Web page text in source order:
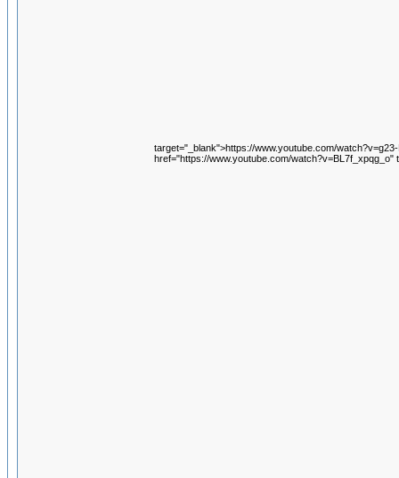
target="_blank">https://www.youtube.com/
href="https://www.youtube.com/